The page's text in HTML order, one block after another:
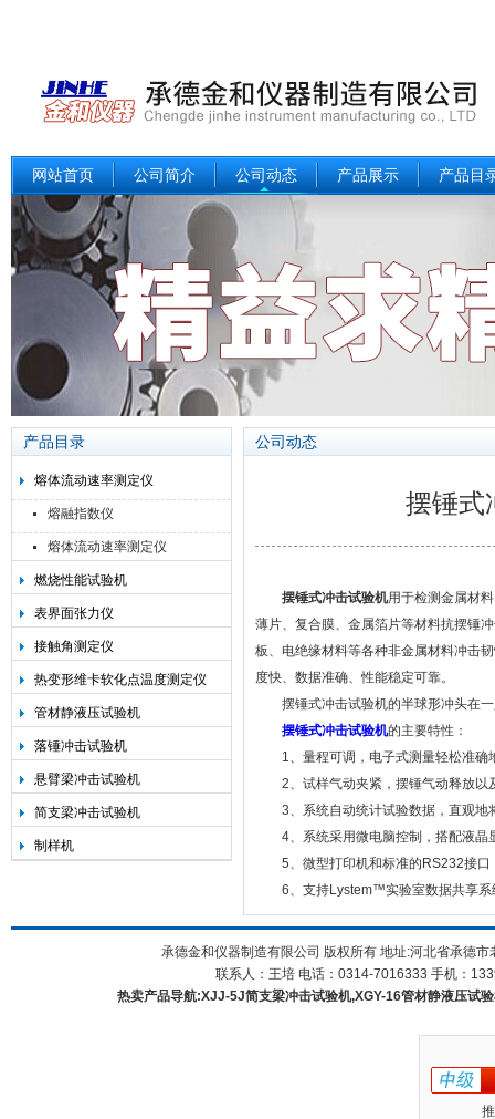
网站首页 公司简介 公司动态 产品展示 产品目
产品目录
熔体流动速率测定仪
熔融指数仪
熔体流动速率测定仪
燃烧性能试验机
表界面张力仪
接触角测定仪
热变形维卡软化点温度测定仪
管材静液压试验机
落锤冲击试验机
悬臂梁冲击试验机
简支梁冲击试验机
制样机
公司动态
摆锤式
摆锤式冲击试验机用于检测金属材
薄片、复合膜、金属箔片等材料抗摆锤
板、电绝缘材料等各种非金属材料冲击
度快、数据准确、性能稳定可靠。
摆锤式冲击试验机的半球形冲头在一
摆锤式冲击试验机的主要特性：
1、量程可调，电子式测量轻松准确
2、试样气动夹紧，摆锤气动释放以
3、系统自动统计试验数据，直观地
4、系统采用微电脑控制，搭配液晶
5、微型打印机和标准的RS232接口
6、支持Lystem™实验室数据共享系
承德金和仪器制造有限公司 版权所有 地址:河北省承德市
联系人：王培 电话：0314-7016333 手机：
热卖产品导航:XJJ-5J简支梁冲击试验机,XGY-16管材静液压试